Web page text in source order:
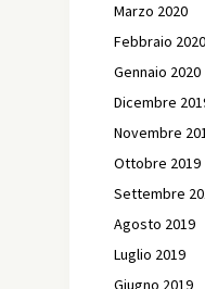
Marzo 2020
Febbraio 2020
Gennaio 2020
Dicembre
Novembre
Ottobre 2019
Settembre
Agosto 2019
Luglio 2019
Giugno 2019